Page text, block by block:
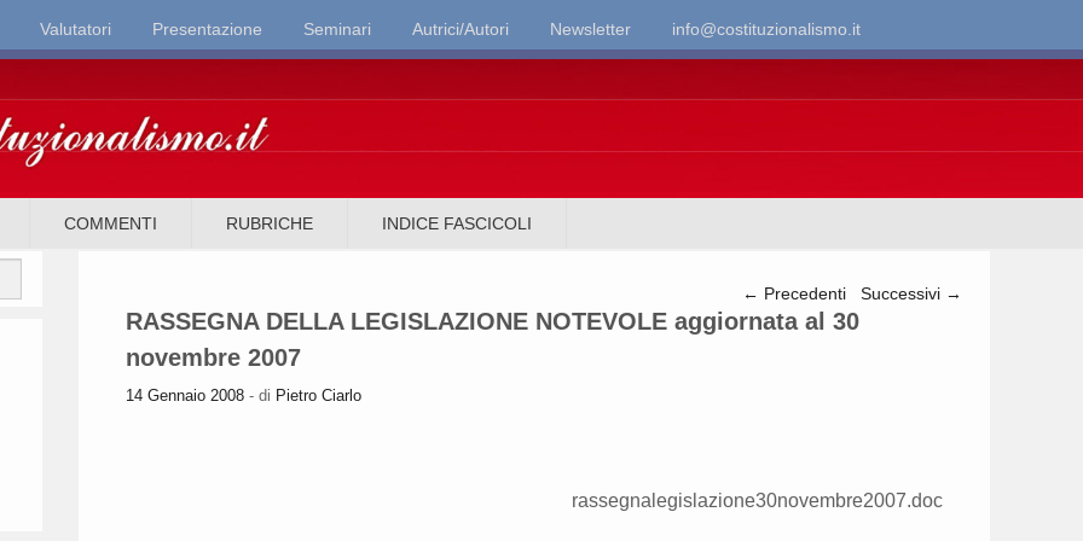
Valutatori Presentazione Seminari Autrici/Autori Newsletter info@costituzionalismo.it
COMMENTI RUBRICHE INDICE FASCICOLI
Navigazione articolo
← Precedenti Successivi →
RASSEGNA DELLA LEGISLAZIONE NOTEVOLE aggiornata al 30
novembre 2007
14 Gennaio 2008 - di Pietro Ciarlo
rassegnalegislazione30novembre2007.doc